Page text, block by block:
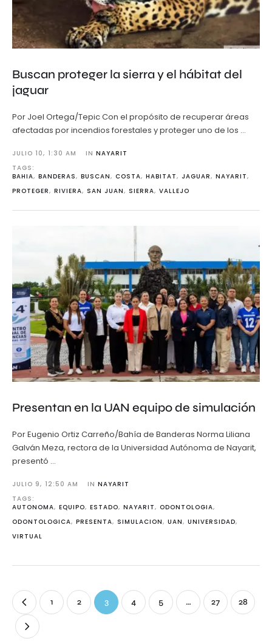
Buscan proteger la sierra y el hábitat del
jaguar
Por Joel Ortega/Tepic Con el propósito de recuperar áreas
afectadas por incendios forestales y proteger uno de los …
JULIO 10, 1:30 AM IN NAYARIT
TAGS:
BAHIA, BANDERAS, BUSCAN, COSTA, HABITAT, JAGUAR, NAYARIT,
PROTEGER, RIVIERA, SAN JUAN, SIERRA, VALLEJO
Presentan en la UAN equipo de simulación
Por Eugenio Ortiz Carreño/Bahía de Banderas Norma Liliana
Galván Meza, rectora de la Universidad Autónoma de Nayarit,
presentó …
JULIO 9, 12:50 AM IN NAYARIT
TAGS:
AUTONOMA, EQUIPO, ESTADO, NAYARIT, ODONTOLOGIA,
ODONTOLOGICA, PRESENTA, SIMULACION, UAN, UNIVERSIDAD,
VIRTUAL
1 2 3 4 5 … 27 28